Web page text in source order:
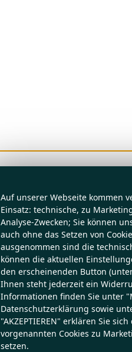
Auf unserer Webseite kommen
Einsatz: technische, zu
Analyse-Zwecken; Sie können
auch ohne das Setzen von
ausgenommen sind die
können die aktuellen
den erscheinenden Button
Ihnen steht jederzeit ein
Informationen finden Sie unter
Datenschutzerklärung sowie
"AKZEPTIEREN" erklären Sie
vorgenannten Cookies zu
setzen.